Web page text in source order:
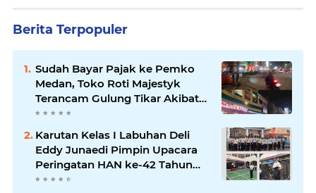
Berita Terpopuler
Sudah Bayar Pajak ke Pemko
Medan, Toko Roti Majestyk
Terancam Gulung Tikar Akibat
Akses Jalan Ditutup Pedagang
Angkringan
Karutan Kelas I Labuhan Deli
Eddy Junaedi Pimpin Upacara
Peringatan HAN ke-42 Tahun
2026